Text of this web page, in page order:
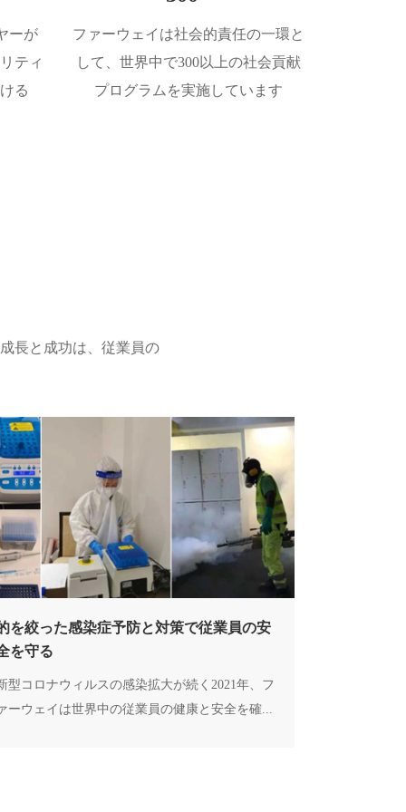
ーが
ティ
る
ファーウェイは社会的責任の一環と
して、世界中で300以上の社会貢献
プログラムを実施しています
長と成功は、従業員の
を絞った感染症予防と対策で従業員の安
を守る
型コロナウィルスの感染拡大が続く2021年、フ
ーウェイは世界中の従業員の健康と安全を確...